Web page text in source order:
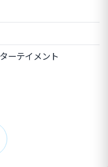
ーテイメント